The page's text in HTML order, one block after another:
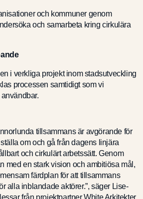
och kommuner genom
och samarbeta kring cirkulära
i verkliga projekt inom stadsutveckling
processen samtidigt som vi
tillsammans är avgörande för
om och gå från dagens linjära
och cirkulärt arbetssätt. Genom
med en stark vision och ambitiösa mål,
färdplan för att tillsammans
alla inblandade aktörer.”, säger Lise-